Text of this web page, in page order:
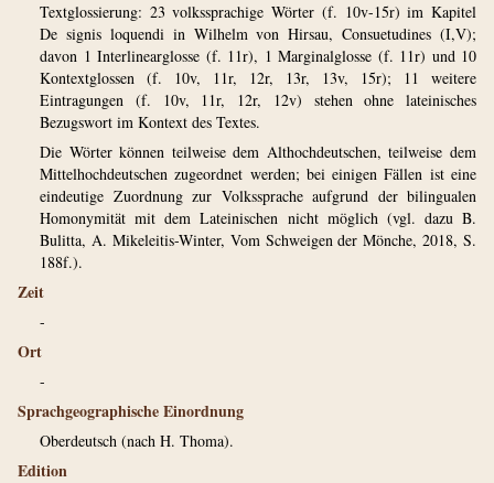
Textglossierung: 23 volkssprachige Wörter (f. 10v-15r) im Kapitel
De signis loquendi in Wilhelm von Hirsau, Consuetudines (I,V);
davon 1 Interlinearglosse (f. 11r), 1 Marginalglosse (f. 11r) und 10
Kontextglossen (f. 10v, 11r, 12r, 13r, 13v, 15r); 11 weitere
Eintragungen (f. 10v, 11r, 12r, 12v) stehen ohne lateinisches
Bezugswort im Kontext des Textes.
Die Wörter können teilweise dem Althochdeutschen, teilweise dem
Mittelhochdeutschen zugeordnet werden; bei einigen Fällen ist eine
eindeutige Zuordnung zur Volkssprache aufgrund der bilingualen
Homonymität mit dem Lateinischen nicht möglich (vgl. dazu B.
Bulitta, A. Mikeleitis-Winter, Vom Schweigen der Mönche, 2018, S.
188f.).
Zeit
-
Ort
-
Sprachgeographische Einordnung
Oberdeutsch (nach H. Thoma).
Edition